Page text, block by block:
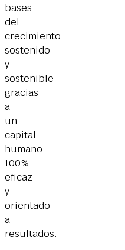
bases
del
crecimiento
sostenido
y
sostenible
gracias
a
un
capital
humano
100%
eficaz
y
orientado
a
resultados.